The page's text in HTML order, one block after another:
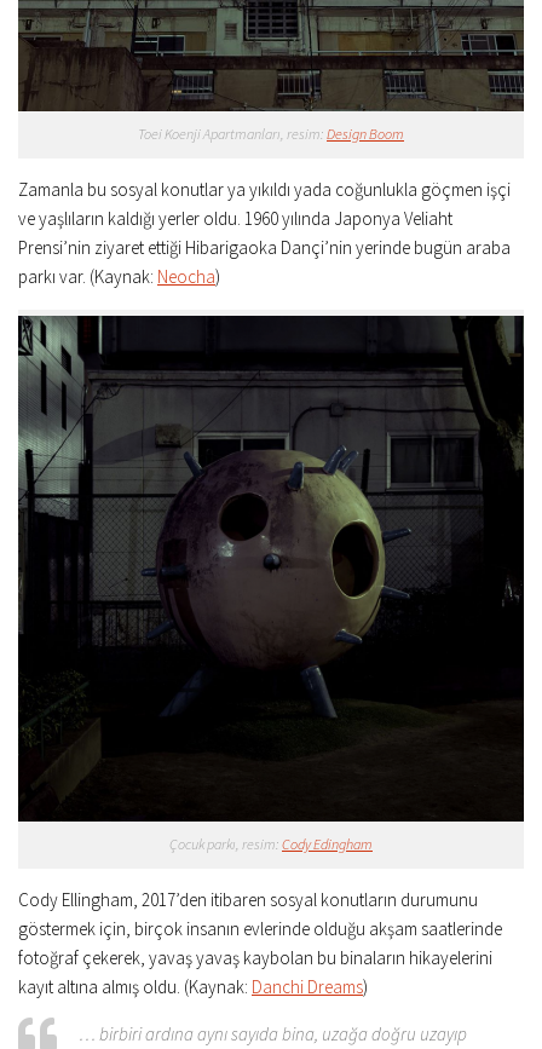
Toei Koenji Apartmanları, resim: Design Boom
Zamanla bu sosyal konutlar ya yıkıldı yada coğunlukla göçmen işçi
ve yaşlıların kaldığı yerler oldu. 1960 yılında Japonya Veliaht
Prensi’nin ziyaret ettiği Hibarigaoka Dançi’nin yerinde bugün araba
parkı var. (Kaynak: Neocha)
Çocuk parkı, resim: Cody Edingham
Cody Ellingham, 2017’den itibaren sosyal konutların durumunu
göstermek için, birçok insanın evlerinde olduğu akşam saatlerinde
fotoğraf çekerek, yavaş yavaş kaybolan bu binaların hikayelerini
kayıt altına almış oldu. (Kaynak: Danchi Dreams)
… birbiri ardına aynı sayıda bina, uzağa doğru uzayıp